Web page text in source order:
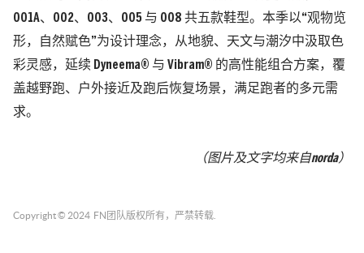
001A、002、 003、005 与 008 共五款鞋型。本季以“观物览
形，自然赋色”为设计理念， 从地貌、天文与潮汐中汲取色
彩灵感，延续 Dyneema® 与 Vibram® 的高性能组合方案，覆
盖越野跑、户外接近及跑后恢复场景，满足跑者的多元需
求。
（图片及文字均来自norda）
Copyright © 2024 FN团队 版权所有，严禁转载.